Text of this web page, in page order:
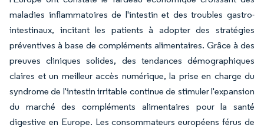
maladies inflammatoires de l'intestin et des troubles gastro-
intestinaux, incitant les patients à adopter des stratégies
préventives à base de compléments alimentaires. Grâce à des
preuves cliniques solides, des tendances démographiques
claires et un meilleur accès numérique, la prise en charge du
syndrome de l'intestin irritable continue de stimuler l'expansion
du marché des compléments alimentaires pour la santé
digestive en Europe. Les consommateurs européens férus de